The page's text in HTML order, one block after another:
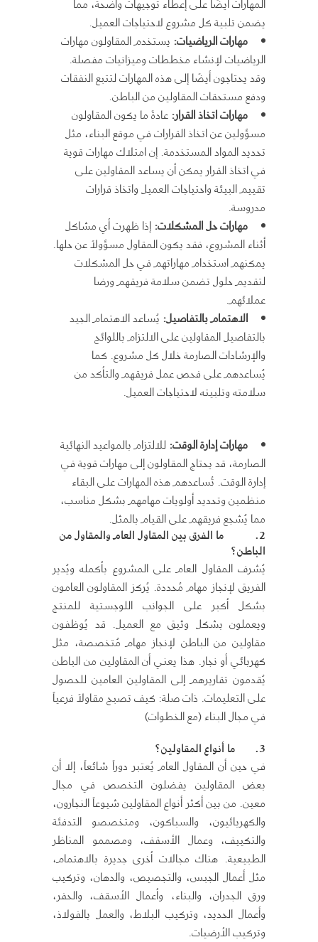
يضمن تلبية كل مشروع لاحتياجات العميل.
مهارات الرياضيات: يستخدم المقاولون مهارات
الرياضيات لإنشاء مخططات وميزانيات مفصلة.
وقد يحتاجون أيضًا إلى هذه المهارات لتتبع النفقات
ودفع مستحقات المقاولين من الباطن.
مهارات اتخاذ القرار: عادةً ما يكون المقاولون
مسؤولين عن اتخاذ القرارات في موقع البناء، مثل
تحديد المواد المستخدمة. إن امتلاك مهارات قوية
في اتخاذ القرار يمكن أن يساعد المقاولين على
تقييم البيئة واحتياجات العميل واتخاذ قرارات
مدروسة.
مهارات حل المشكلات: إذا ظهرت أي مشاكل
أثناء المشروع، فقد يكون المقاول مسؤولاً عن حلها.
يمكنهم استخدام مهاراتهم في حل المشكلات
لتقديم حلول تضمن سلامة فريقهم ورضا
عملائهم.
الاهتمام بالتفاصيل: يُساعد الاهتمام الجيد
بالتفاصيل المقاولين على الالتزام باللوائح
والإرشادات الصارمة خلال كل مشروع. كما
يُساعدهم على فحص عمل فريقهم والتأكد من
سلامته وتلبيته لاحتياجات العميل.
مهارات إدارة الوقت: للالتزام بالمواعيد النهائية
الصارمة، قد يحتاج المقاولون إلى مهارات قوية في
إدارة الوقت. تُساعدهم هذه المهارات على البقاء
منظمين وتحديد أولويات مهامهم بشكل مناسب،
مما يُشجع فريقهم على القيام بالمثل.
2.
ما الفرق بين المقاول العام والمقاول من
الباطن؟
يُشرف المقاول العام على المشروع بأكمله ويُدير
الفريق لإنجاز مهام مُحددة. يُركز المقاولون العامون
بشكل أكبر على الجوانب اللوجستية للمنتج
ويعملون بشكل وثيق مع العميل. قد يُوظفون
مقاولين من الباطن لإنجاز مهام مُتخصصة، مثل
كهربائي أو نجار. هذا يعني أن المقاولين من الباطن
يُقدمون تقاريرهم إلى المقاولين العامين للحصول
على التعليمات. ذات صلة: كيف تصبح مقاولاً فرعياً
في مجال البناء (مع الخطوات)
3. ما أنواع المقاولين؟
في حين أن المقاول العام يُعتبر دوراً شائعاً، إلا أن
بعض المقاولين يفضلون التخصص في مجال
معين. من بين أكثر أنواع المقاولين شيوعاً النجارون،
والكهربائيون، والسباكون، ومتخصصو التدفئة
والتكييف، وعمال الأسقف، ومصممو المناظر
الطبيعية. هناك مجالات أخرى جديرة بالاهتمام،
مثل أعمال الجبس، والتجصيص، والدهان، وتركيب
ورق الجدران، والبناء، وأعمال الأسقف، والحفر،
وأعمال الحديد، وتركيب البلاط، والعمل بالفولاذ،
وتركيب الأرضيات.